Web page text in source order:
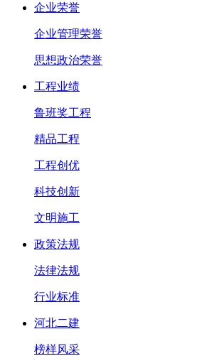
企业荣誉
企业管理荣誉
思想政治荣誉
工程业绩
鲁班奖工程
精品工程
工程创优
科技创新
文明施工
政策法规
法律法规
行业标准
河北二建
榜样风采